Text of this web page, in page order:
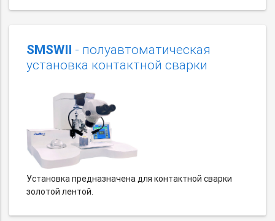
SMSWII - полуавтоматическая
установка контактной сварки
Установка предназначена для контактной сварки
золотой лентой.